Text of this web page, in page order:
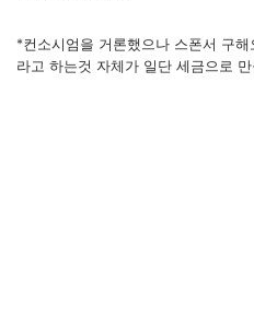
*컨소시엄을 거론했으나 스폰서 구
라고 하는것 자체가 일단 세금으로